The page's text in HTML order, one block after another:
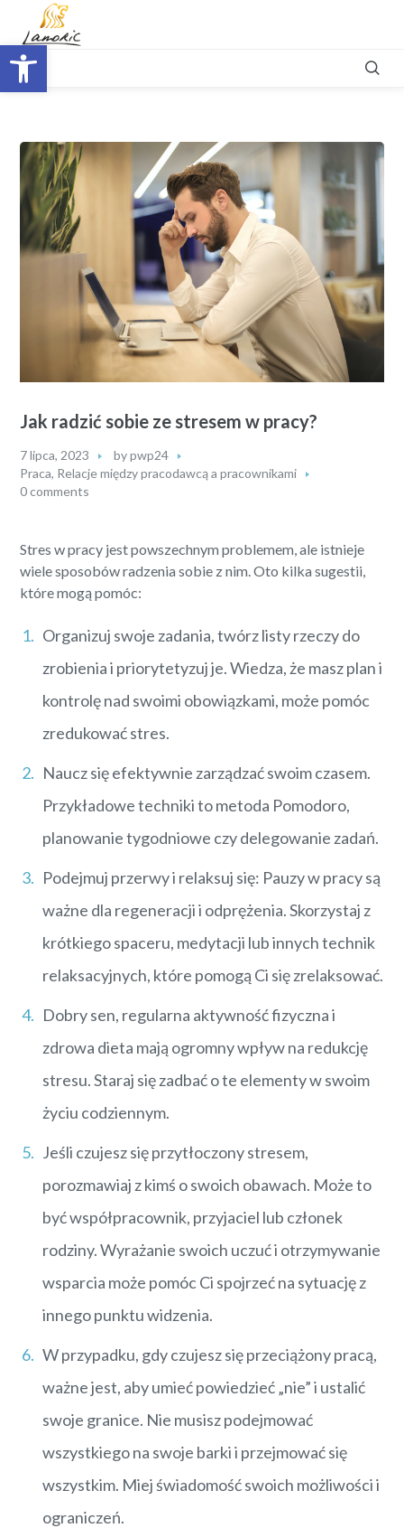
Otwórz pasek narzędzi
Jak radzić sobie ze stresem w pracy?
7 lipca, 2023 bypwp24
Praca, Relacje między pracodawcą a pracownikami
0 comments
Stres w pracy jest powszechnym problemem, ale istnieje
wiele sposobów radzenia sobie z nim. Oto kilka sugestii,
które mogą pomóc:
Organizuj swoje zadania, twórz listy rzeczy do
zrobienia i priorytetyzuj je. Wiedza, że masz plan i
kontrolę nad swoimi obowiązkami, może pomóc
zredukować stres.
Naucz się efektywnie zarządzać swoim czasem.
Przykładowe techniki to metoda Pomodoro,
planowanie tygodniowe czy delegowanie zadań.
Podejmuj przerwy i relaksuj się: Pauzy w pracy są
ważne dla regeneracji i odprężenia. Skorzystaj z
krótkiego spaceru, medytacji lub innych technik
relaksacyjnych, które pomogą Ci się zrelaksować.
Dobry sen, regularna aktywność fizyczna i
zdrowa dieta mają ogromny wpływ na redukcję
stresu. Staraj się zadbać o te elementy w swoim
życiu codziennym.
Jeśli czujesz się przytłoczony stresem,
porozmawiaj z kimś o swoich obawach. Może to
być współpracownik, przyjaciel lub członek
rodziny. Wyrażanie swoich uczuć i otrzymywanie
wsparcia może pomóc Ci spojrzeć na sytuację z
innego punktu widzenia.
W przypadku, gdy czujesz się przeciążony pracą,
ważne jest, aby umieć powiedzieć „nie” i ustalić
swoje granice. Nie musisz podejmować
wszystkiego na swoje barki i przejmować się
wszystkim. Miej świadomość swoich możliwości i
ograniczeń.